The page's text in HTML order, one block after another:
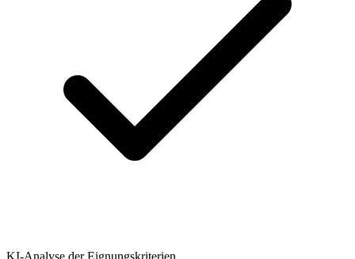
KI-Analyse der Eignungskriterien